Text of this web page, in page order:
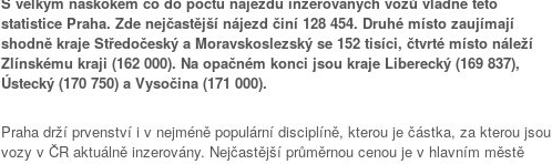
statistice Praha. Zde nejčastější nájezd činí 128 454. Druhé místo zaujímají
shodně kraje Středočeský a Moravskoslezský se 152 tisíci, čtvrté místo náleží
Zlínskému kraji (162 000). Na opačném konci jsou kraje Liberecký (169 837),
Ústecký (170 750) a Vysočina (171 000).
Praha drží prvenství i v nejméně populární disciplíně, kterou je částka, za kterou jsou
vozy v ČR aktuálně inzerovány. Nejčastější průměrnou cenou je v hlavním městě